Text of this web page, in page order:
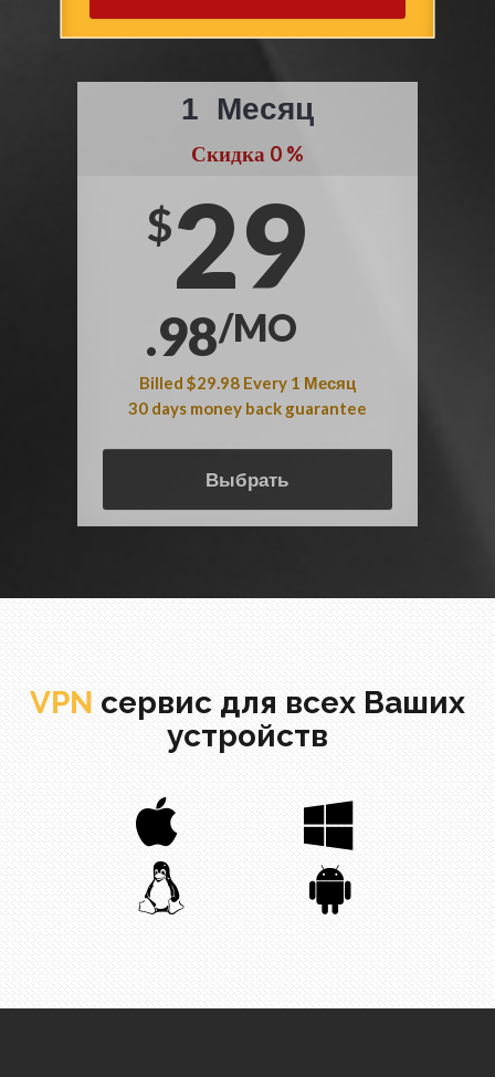
1 Месяц
Скидка 0 %
$29
.98/MO
Billed $29.98 Every 1 Месяц
30 days money back guarantee
Выбрать
VPN сервис для всех Ваших
устройств